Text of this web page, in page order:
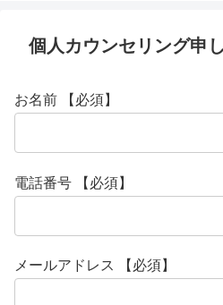
個人カウンセリング申
お名前 【必須】
電話番号 【必須】
メールアドレス 【必須】